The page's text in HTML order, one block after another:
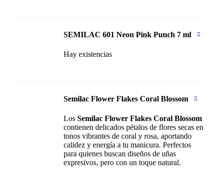
SEMILAC 601 Neon Pink Punch 7 ml
Hay existencias
Semilac Flower Flakes Coral Blossom
LosSemilac Flower Flakes Coral Blossom
contienen delicados pétalos de flores secas en
tonos vibrantes de coral y rosa, aportando
calidez y energía a tu manicura. Perfectos
para quienes buscan diseños de uñas
expresivos, pero con un toque natural.